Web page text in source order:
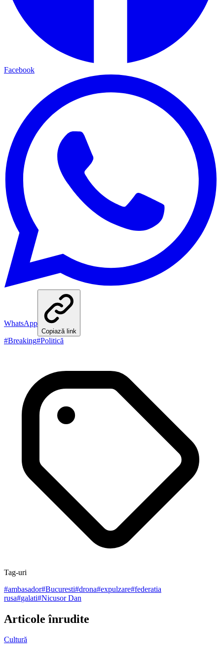
Facebook
WhatsApp
Copiază link
#Breaking#Politică
Tag-uri
#ambasador#Bucuresti#drona#expulzare#federatia
rusa#galati#Nicusor Dan
Articole înrudite
Cultură